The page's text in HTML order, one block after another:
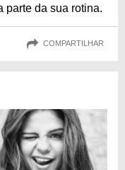
parte da sua rotina.
COMPARTILHAR